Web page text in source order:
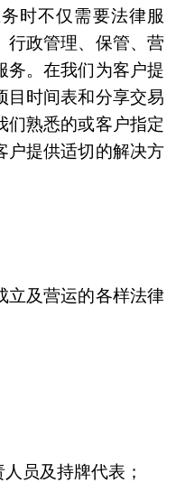
时不仅需要法律服
行政管理、保管、营
务。在我们为客户提
目时间表和分享交易
们熟悉的或客户指定
户提供适切的解决方
立及营运的各样法律
员及持牌代表；